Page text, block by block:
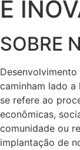
E
SOBRE
caminham lado
se refere ao
econômicas,
comunidade ou
implantação de